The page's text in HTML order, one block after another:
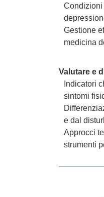
Condizioni
Gestione
medicina
Valutare e
Indicatori
sintomi
e dal
Approcci
strumenti